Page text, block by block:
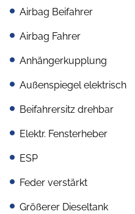
Airbag Beifahrer
Airbag Fahrer
Anhängerkupplung
Außenspiegel elektrisch
Beifahrersitz drehbar
Elektr. Fensterheber
ESP
Feder verstärkt
Größerer Dieseltank